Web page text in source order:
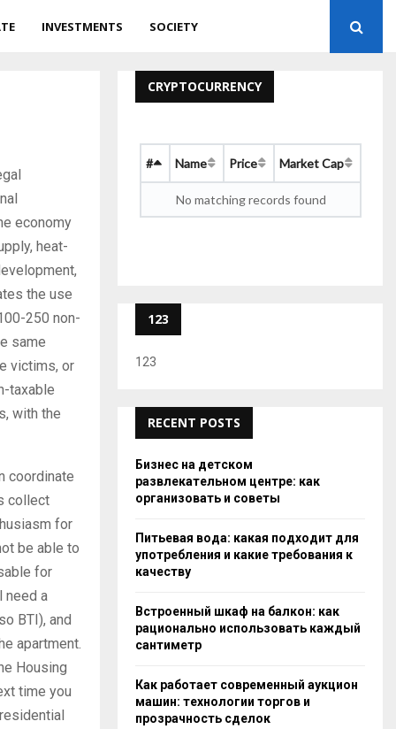
INVESTMENTS SOCIETY
economy
heat-
the use
250 non-
same
victims, or
taxable
with the
coordinate
collect
for
be able to
for
need a
BTI), and
apartment.
Housing
time you
CRYPTOCURRENCY
# Name Price Market Cap
No matching records found
123
123
RECENT POSTS
Бизнес на детском
развлекательном центре: как
организовать и советы
Питьевая вода: какая подходит для
употребления и какие требования к
качеству
Встроенный шкаф на балкон: как
рационально использовать каждый
сантиметр
Как работает современный аукцион
машин: технологии торгов и
прозрачность сделок